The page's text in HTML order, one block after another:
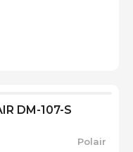
DM-107-S
Polair